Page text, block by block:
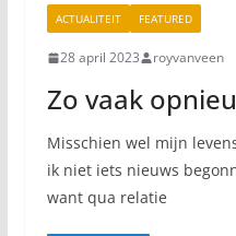
ACTUALITEIT FEATURED
28 april 2023 royvanveen
Zo vaak
Misschien wel mijn
ik niet iets nieuws
want qua relatie